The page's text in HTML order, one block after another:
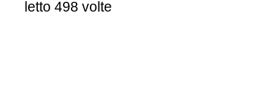
letto 498 volte